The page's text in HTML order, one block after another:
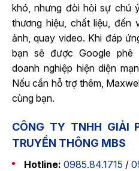
khó, nhưng đòi hỏi sự chú
thương hiệu, chất liệu,
ảnh, quay video. Khi đáp
bạn sẽ được Google phê
doanh nghiệp hiện diện
Nếu cần hỗ trợ thêm,
cùng bạn.
CÔNG TY TNHH GIẢI
TRUYỀN THÔNG MBS
Hotline: 0985.84.1715 /